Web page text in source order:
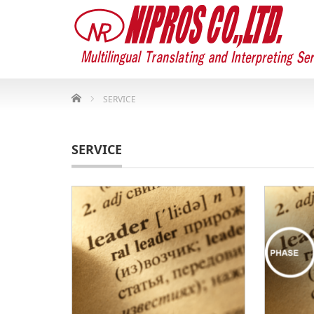
Home SERVICE
SERVICE